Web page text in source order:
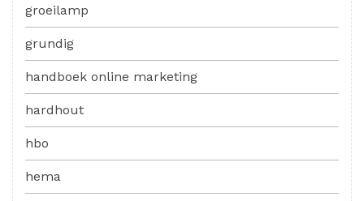
groeilamp
grundig
handboek online marketing
hardhout
hbo
hema